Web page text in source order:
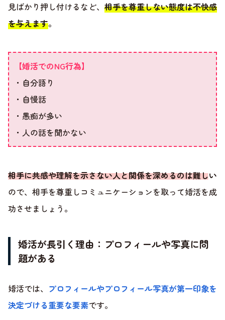
見ばかり押し付けるなど、 相手を尊重しない態度は不快感
を与えます。
【婚活でのNG行為】
・自分語り
・自慢話
・愚痴が多い
・人の話を聞かない
相手に共感や理解を示さない人と関係を深めるのは難しい
ので、相手を尊重しコミュニケーションを取って婚活を成
功させましょう。
婚活が長引く理由：プロフィールや写真に問
題がある
婚活では、 プロフィールやプロフィール写真が第一印象を
決定づける重要な要素です。